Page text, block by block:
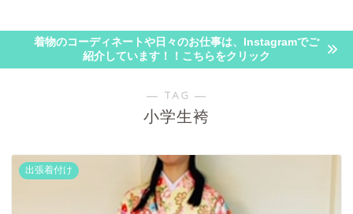
着物のコーディネートや日々のお仕事は、Instagramでご
紹介しています！！こちらをクリック
― TAG ―
小学生袴
出張着付け